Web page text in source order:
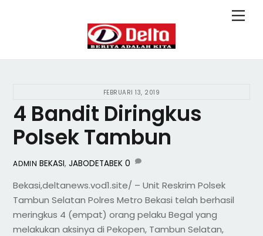
FEBRUARI 13, 2019
4 Bandit Diringkus
Polsek Tambun
ADMIN BEKASI,JABODETABEK 0
Bekasi,deltanews.vod1.site/ – Unit Reskrim Polsek
Tambun Selatan Polres Metro Bekasi telah berhasil
meringkus 4 (empat) orang pelaku Begal yang
melakukan aksinya di Pekopen, Tambun Selatan,
To
Top